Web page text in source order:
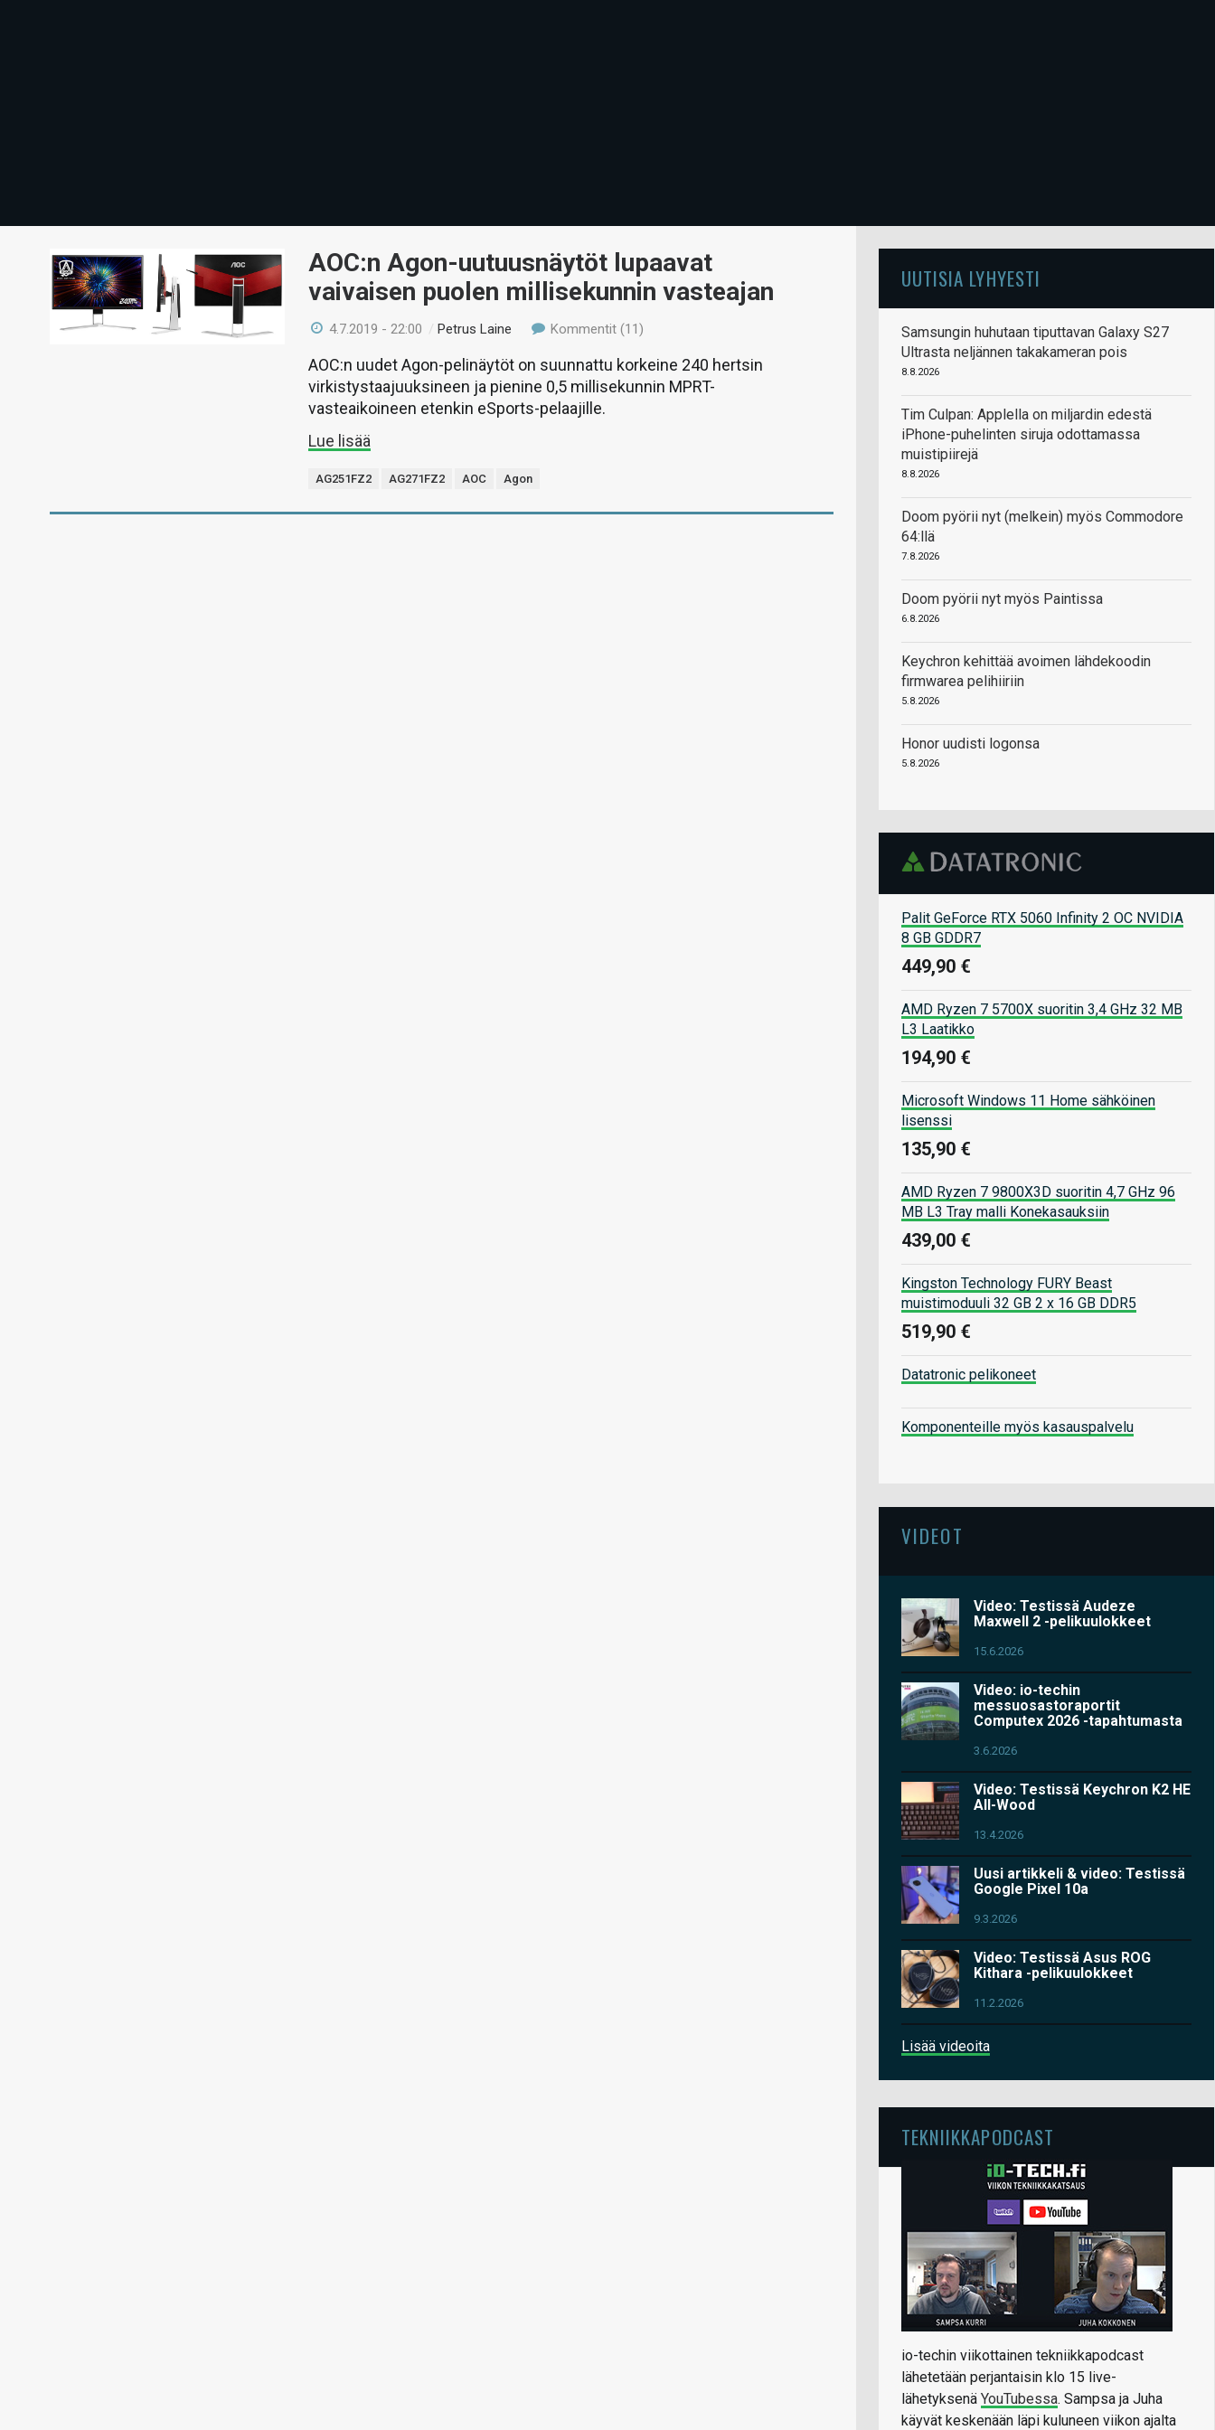
AOC:n Agon-uutuusnäytöt lupaavat
vaivaisen puolen millisekunnin vasteajan
4.7.2019 - 22:00 /Petrus Laine Kommentit (11)
AOC:n uudet Agon-pelinäytöt on suunnattu korkeine 240 hertsin
virkistystaajuuksineen ja pienine 0,5 millisekunnin MPRT-
vasteaikoineen etenkin eSports-pelaajille.
Lue lisää
AG251FZ2 AG271FZ2 AOC Agon
UUTISIA LYHYESTI
Samsungin huhutaan tiputtavan Galaxy S27
Ultrasta neljännen takakameran pois
8.8.2026
Tim Culpan: Applella on miljardin edestä
iPhone-puhelinten siruja odottamassa
muistipiirejä
8.8.2026
Doom pyörii nyt (melkein) myös Commodore
64:llä
7.8.2026
Doom pyörii nyt myös Paintissa
6.8.2026
Keychron kehittää avoimen lähdekoodin
firmwarea pelihiiriin
5.8.2026
Honor uudisti logonsa
5.8.2026
Palit GeForce RTX 5060 Infinity 2 OC NVIDIA
8 GB GDDR7
449,90 €
AMD Ryzen 7 5700X suoritin 3,4 GHz 32 MB
L3 Laatikko
194,90 €
Microsoft Windows 11 Home sähköinen
lisenssi
135,90 €
AMD Ryzen 7 9800X3D suoritin 4,7 GHz 96
MB L3 Tray malli Konekasauksiin
439,00 €
Kingston Technology FURY Beast
muistimoduuli 32 GB 2 x 16 GB DDR5
519,90 €
Datatronic pelikoneet
Komponenteille myös kasauspalvelu
VIDEOT
Video: Testissä Audeze
Maxwell 2 -pelikuulokkeet
15.6.2026
Video: io-techin
messuosastoraportit
Computex 2026 -tapahtumasta
3.6.2026
Video: Testissä Keychron K2 HE
All-Wood
13.4.2026
Uusi artikkeli & video: Testissä
Google Pixel 10a
9.3.2026
Video: Testissä Asus ROG
Kithara -pelikuulokkeet
11.2.2026
Lisää videoita
TEKNIIKKAPODCAST
io-techin viikottainen tekniikkapodcast
lähetetään perjantaisin klo 15 live-
lähetyksenä YouTubessa. Sampsa ja Juha
käyvät keskenään läpi kuluneen viikon ajalta